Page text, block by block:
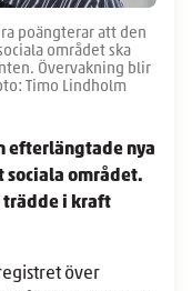
poängterar att den
området ska
Övervakning blir
Timo Lindholm
efterlängtade nya
sociala området.
trädde i kraft
över